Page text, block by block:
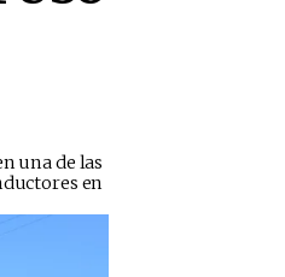
una de las
en